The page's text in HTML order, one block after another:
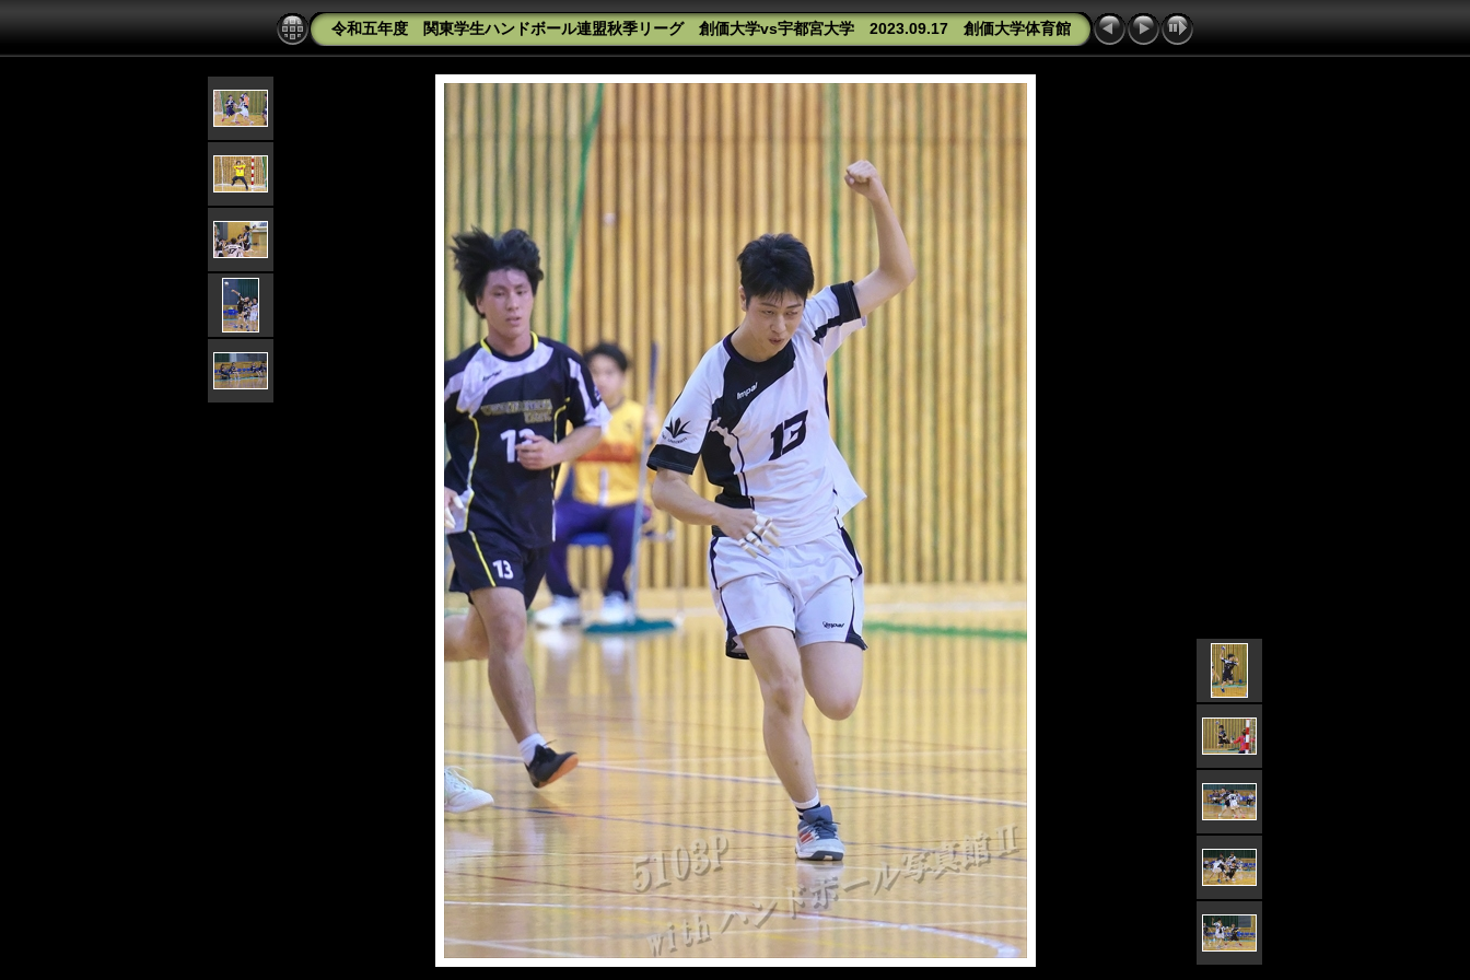
令和五年度 関東学生ハンドボール連盟秋季リーグ 創価大学vs宇都宮大学 2023.09.17 創価大学体育館